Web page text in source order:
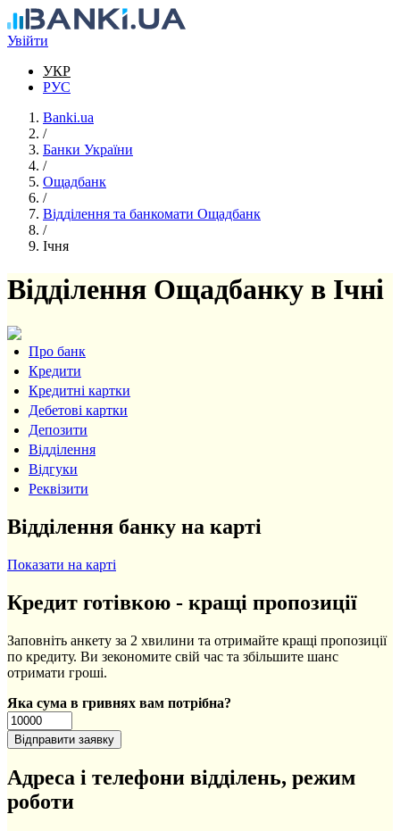
Перейти до основного вмісту
Увійти
УКР
РУС
Banki.ua
/
Банки України
/
Ощадбанк
/
Відділення та банкомати Ощадбанк
/
Ічня
Відділення Ощадбанку в Ічні
Про банк
Кредити
Кредитні картки
Дебетові картки
Депозити
Відділення
Відгуки
Реквізити
Відділення банку на карті
Показати на карті
Кредит готівкою - кращі пропозиції
Заповніть анкету за 2 хвилини та отримайте кращі пропозиції
по кредиту. Ви зекономите свій час та збільшите шанс
отримати гроші.
Яка сума в гривнях вам потрібна?
Адреса і телефони відділень, режим
роботи